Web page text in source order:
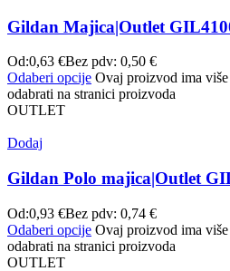
Gildan Majica|Outlet
Od:0,63 €Bez pdv: 0,50 €
Odaberi opcije Ovaj proizvod ima
odabrati na stranici proizvoda
OUTLET
Dodaj
Gildan Polo majica|Outlet
Od:0,93 €Bez pdv: 0,74 €
Odaberi opcije Ovaj proizvod ima
odabrati na stranici proizvoda
OUTLET